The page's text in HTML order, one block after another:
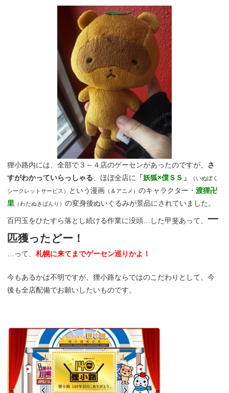
狸小路内には、全部で３～４店のゲーセンがあったのですが、 さ
すがわかっていらっしゃる、ほぼ全店に 「妖狐×僕ＳＳ」 （いぬぼく
シークレットサービス） という漫画 （＆アニメ）のキャラクター・渡狸卍
里 （わたぬきばんり）の変身後ぬいぐるみが景品にされていました。
百円玉をひたすら落とし続ける作業に没頭…した甲斐あって、 一
匹獲ったどー！
…って、札幌に来てまでゲーセン巡りかよ！
今もあるかは不明ですが、狸小路ならではのこだわりとして、今
後も全店配備でお願いしたいものです。